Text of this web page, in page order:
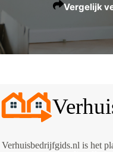
Vergelijk
Verhuisbedrijfgids.nl is het